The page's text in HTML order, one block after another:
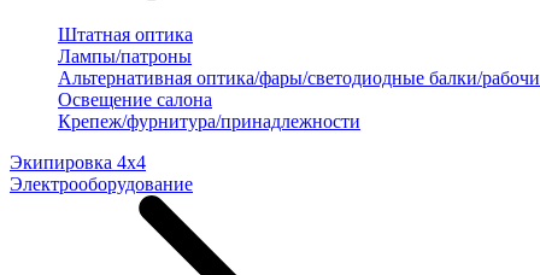
Штатная оптика
Лампы/патроны
Альтернативная оптика/фары/светодиодные балки/
Освещение салона
Крепеж/фурнитура/принадлежности
Экипировка 4х4
Электрооборудование